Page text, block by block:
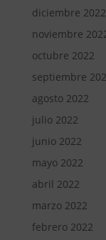
diciembre 2022
noviembre
octubre 2022
septiembre
agosto 2022
julio 2022
junio 2022
mayo 2022
abril 2022
marzo 2022
febrero 2022